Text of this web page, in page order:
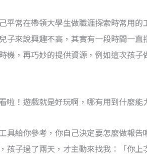
平常在帶領大學生做職涯探索時常用
子來說興趣不高，其實有一段時間一
機，再巧妙的提供資源，例如這次孩
啦！遊戲就是好玩啊，哪有用到什麼
具給你參考，你自己決定要怎麼做報
孩子過了兩天，才主動來找我：「你上